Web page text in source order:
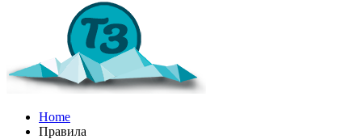
Home
Правила